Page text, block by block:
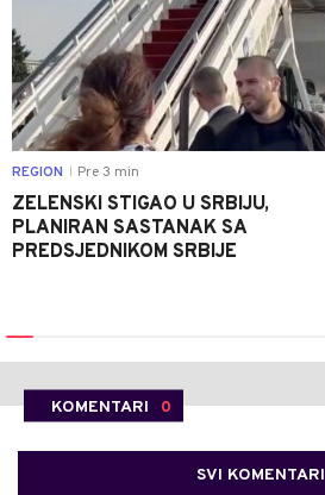
REGION Pre 3 min
ZELENSKI STIGAO U SRBIJU,
PLANIRAN SASTANAK SA
PREDSJEDNIKOM SRBIJE
KOMENTARI 0
SVI KOMENTARI